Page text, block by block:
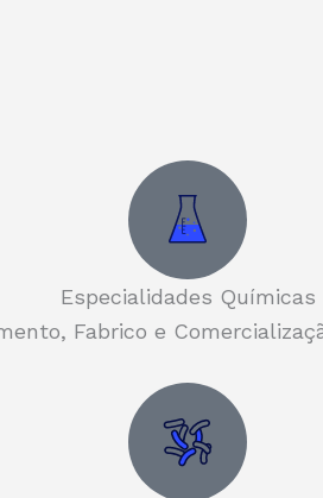
Especialidades Químicas
Fabrico e